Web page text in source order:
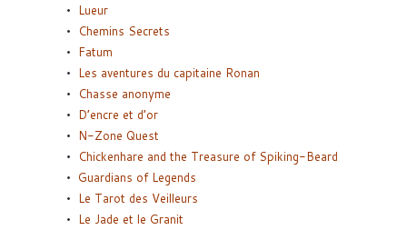
Lueur
Chemins Secrets
Fatum
Les aventures du capitaine Ronan
Chasse anonyme
D’encre et d’or
N-Zone Quest
Chickenhare and the Treasure of Spiking-Beard
Guardians of Legends
Le Tarot des Veilleurs
Le Jade et le Granit